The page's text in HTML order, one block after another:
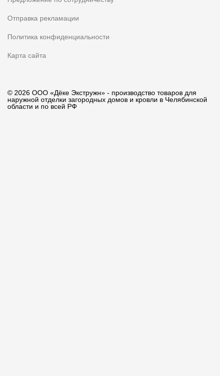
Отправка рекламации
Политика конфиденциальности
Карта сайта
© 2026 ООО «Дёке Экстружн» - производство товаров для
наружной отделки загородных домов и кровли в Челябинской
области и по всей РФ